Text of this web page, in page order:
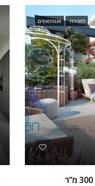
למכירה פנטהאוזים